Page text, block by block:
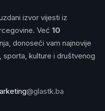
izvor vijesti iz
Već 10
donoseći vam najnovije
kulture i društvenog
@glastk.ba